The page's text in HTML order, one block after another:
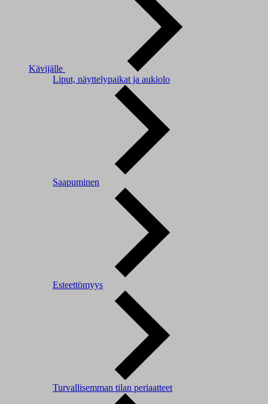
Kävijälle
Liput, näyttelypaikat ja aukiolo
Saapuminen
Esteettömyys
Turvallisemman tilan periaatteet